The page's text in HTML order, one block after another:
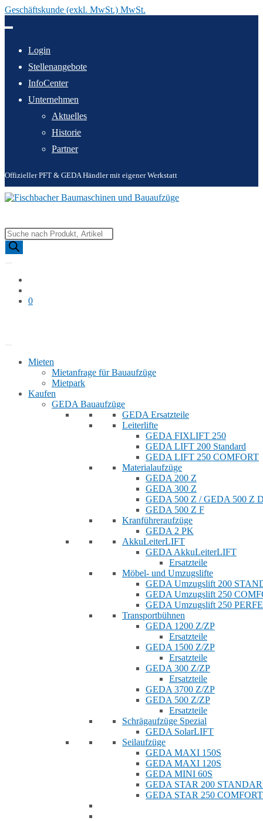
Geschäftskunde (exkl. MwSt.) MwSt.
Inhalt
Login
Stellenangebote
InfoCenter
Unternehmen
Aktuelles
Historie
Partner
Offizieller PFT & GEDA Händler mit eigener Werkstatt
Products
search
0
Mieten
Mietanfrage für Bauaufzüge
Mietpark
Kaufen
GEDA Bauaufzüge
GEDA Ersatzteile
Leiterlifte
GEDA FIXLIFT 250
GEDA LIFT 200 Standard
GEDA LIFT 250 COMFORT
Materialaufzüge
GEDA 200 Z
GEDA 300 Z
GEDA 500 Z / GEDA 500 Z
GEDA 500 Z F
Kranführeraufzüge
GEDA 2 PK
AkkuLeiterLIFT
GEDA AkkuLeiterLIFT
Ersatzteile
Möbel- und Umzugslifte
GEDA Umzugslift 200
GEDA Umzugslift 250
GEDA Umzugslift 250
Transportbühnen
GEDA 1200 Z/ZP
Ersatzteile
GEDA 1500 Z/ZP
Ersatzteile
GEDA 300 Z/ZP
Ersatzteile
GEDA 3700 Z/ZP
GEDA 500 Z/ZP
Ersatzteile
Schrägaufzüge Spezial
GEDA SolarLIFT
Seilaufzüge
GEDA MAXI 150S
GEDA MAXI 120S
GEDA MINI 60S
GEDA STAR 200
GEDA STAR 250 COMFORT